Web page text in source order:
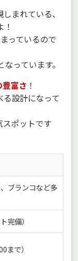
まれている、
っているので
っています。
富さ ！
設計になって
ポットです
ブランコなど多
完備）
まで）